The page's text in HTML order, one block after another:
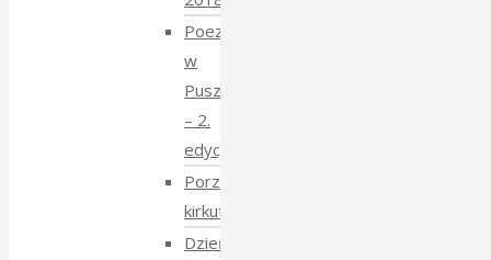
Poezja
w
Puszczy
– 2.
edycja
Porządkowanie
kirkutu
Dzień